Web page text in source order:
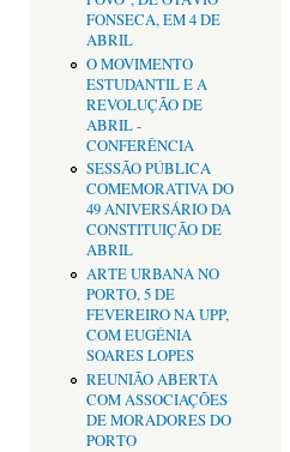
FONSECA, EM 4 DE
ABRIL
O MOVIMENTO
ESTUDANTIL E A
REVOLUÇÃO DE
ABRIL -
CONFERÊNCIA
SESSÃO PÚBLICA
COMEMORATIVA DO
49 ANIVERSÁRIO DA
CONSTITUIÇÃO DE
ABRIL
ARTE URBANA NO
PORTO, 5 DE
FEVEREIRO NA UPP,
COM EUGÉNIA
SOARES LOPES
REUNIÃO ABERTA
COM ASSOCIAÇÕES
DE MORADORES DO
PORTO